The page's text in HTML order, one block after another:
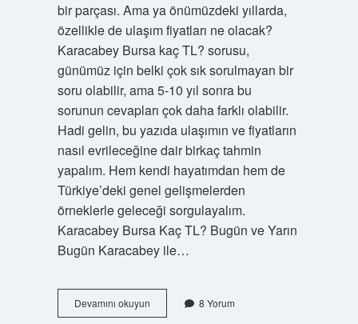
bir parçası. Ama ya önümüzdeki yıllarda,
özellikle de ulaşım fiyatları ne olacak?
Karacabey Bursa kaç TL? sorusu,
günümüz için belki çok sık sorulmayan bir
soru olabilir, ama 5-10 yıl sonra bu
sorunun cevapları çok daha farklı olabilir.
Hadi gelin, bu yazıda ulaşımın ve fiyatların
nasıl evrileceğine dair birkaç tahmin
yapalım. Hem kendi hayatımdan hem de
Türkiye’deki genel gelişmelerden
örneklerle geleceği sorgulayalım.
Karacabey Bursa Kaç TL? Bugün ve Yarın
Bugün Karacabey ile…
Devamını okuyunKaracabey
Bursa
8 Yorum